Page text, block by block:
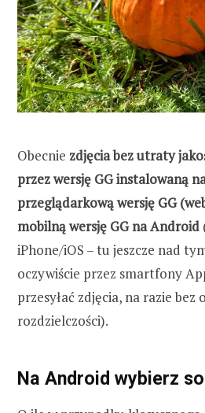
Obecnie zdjęcia bez utraty
przez wersję GG instalowaną
przeglądarkową wersję GG
mobilną wersję GG na Android
iPhone/iOS – tu jeszcze nad
oczywiście przez smartfony
przesyłać zdjęcia, na razie
rozdzielczości).
Na Android wybierz